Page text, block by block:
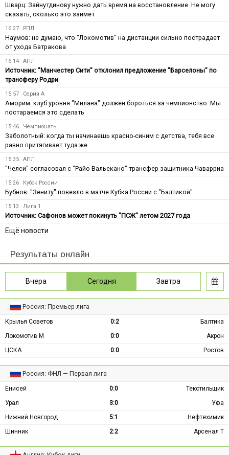
Шварц: Зайнутдинову нужно дать время на восстановление. Не могу
сказать, сколько это займёт
16:27 РПЛ
Наумов: не думаю, что "Локомотив" на дистанции сильно пострадает
от ухода Батракова
16:14 АПЛ
Источник: "Манчестер Сити" отклонил предложение "Барселоны" по
трансферу Родри
15:57 Серия А
Аморим: клуб уровня "Милана" должен бороться за чемпионство. Мы
постараемся это сделать
15:46 Чемпионаты
Заболотный: когда ты начинаешь красно-синим с детства, тебя все
равно притягивает туда же
15:35 АПЛ
"Челси" согласовал с "Райо Вальекано" трансфер защитника Чаварриа
15:26 Кубок России
Бубнов: "Зениту" повезло в матче Кубка России с "Балтикой"
15:13 Лига 1
Источник: Сафонов может покинуть "ПСЖ" летом 2027 года
Ещё новости
Результаты онлайн
Вчера Сегодня Завтра
Россия: Премьер-лига
Крылья Советов 0:2
Балтика
Локомотив М
0:0
Акрон
ЦСКА
0:0 Ростов
Россия: ФНЛ — Первая лига
Енисей 0:0
Текстильщик
Урал
3:0
Уфа
Нижний Новгород
5:1
Нефтехимик
Шинник
2:2 Арсенал Т